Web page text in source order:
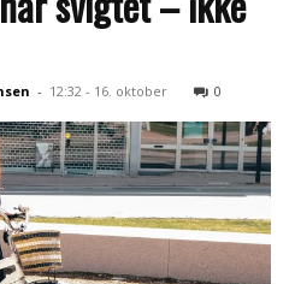
- 12:32 - 16. oktober 0